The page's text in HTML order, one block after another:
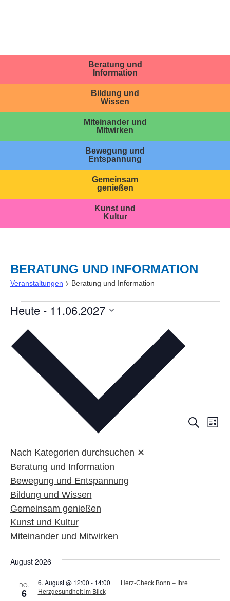
Beratung und
Information
Bildung und
Wissen
Miteinander und
Mitwirken
Bewegung und
Entspannung
Gemeinsam
genießen
Kunst und
Kultur
BERATUNG UND INFORMATION
Veranstaltungen Beratung und Information
Suche
Liste
Heute - 11.06.2027
wählen.
Nach Kategorien durchsuchen ✕
Beratung und Information
Bewegung und Entspannung
Bildung und Wissen
Gemeinsam genießen
Kunst und Kultur
Miteinander und Mitwirken
August 2026
DO.
6
6. August @ 12:00 - 14:00
Herz-Check Bonn – Ihre
Herzgesundheit im Blick